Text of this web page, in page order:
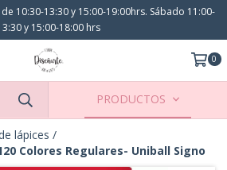
10:30-13:30 y 15:00-19:00hrs. Sábado 11:00-
y 15:00-18:00 hrs
0
PRODUCTOS
lápices /
Colores Regulares- Uniball Signo